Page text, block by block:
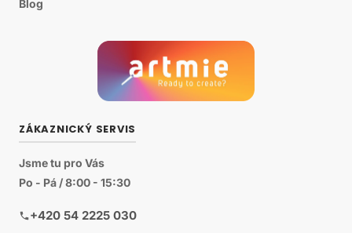
Blog
ZÁKAZNICKÝ SERVIS
Jsme tu pro Vás
Po - Pá / 8:00 - 15:30
+420 54 2225 030